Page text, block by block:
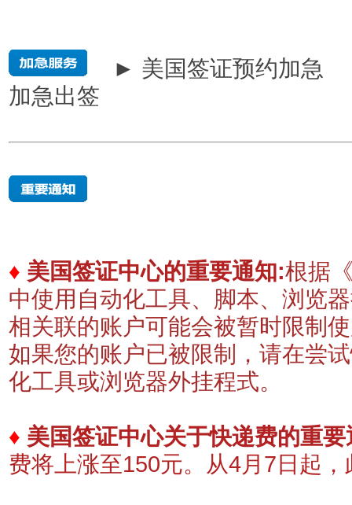
► 美国签证预约加急
加急出签
♦ 美国签证中心的重要通知:根据
中使用自动化工具、脚本、浏览
相关联的账户可能会被暂时限制
如果您的账户已被限制，请在尝
化工具或浏览器外挂程式。
♦ 美国签证中心关于快递费的重
费将上涨至150元。
从4月7日起